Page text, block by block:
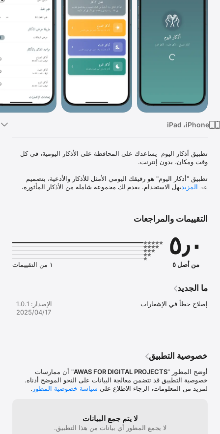
‏iPhone‏، ‏iPad
تطبيق أذكار اليوم  يساعدك على المحافظة على الأذكار اليومية، في كل
عصري وسهل الاستخدام. يقدم لك مجموعة شاملة من الأذكار المأثورة،
- إحصائيات متقدمة: تابع تقدمك وانتظامك في قراءة الأذكار اليومية على
استخدم "أذكار اليوم" يوميًا للحفاظ على وردك من الأذكار والأدعية،
واستمتع بتجربة مميزة  بطريقة تفاعلية وسهلة.
المزيد
التقييمات والمراجعات
٥٫٠
من أصل ٥ ١ من التقييمات
ما الجديد
إصلاح خطأ في الإشعارات
الإصدار: 1.0.1
17‏/04‏/2025
خصوصية التطبيق
أوضح المطور "AWAS FOR DIGITAL PROJECTS" أن ممارسات
خصوصية التطبيق قد تتضمن معالجة البيانات على النحو الموضح أدناه.
لمزيد من المعلومات، الرجاء الاطلاع على سياسة خصوصية المطور .
لا يتم جمع البيانات
لا يجمع المطور أي بيانات من هذا التطبيق.